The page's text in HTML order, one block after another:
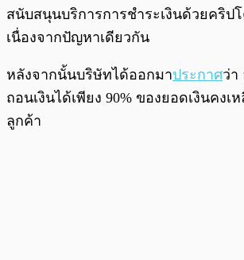
สนับสนุนบริการการชำระเงินด้วยคริป
เนื่องจากปัญหาเดียวกัน
หลังจากนั้นบริษัทได้ออกมาประกาศว่า
ถอนเงินได้เพียง 90% ของยอดเงินคง
ลูกค้า